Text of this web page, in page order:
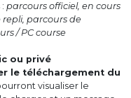
parcours officiel, en cours
repli, parcours de
/ PC course
ou privé
le téléchargement du
visualiser le